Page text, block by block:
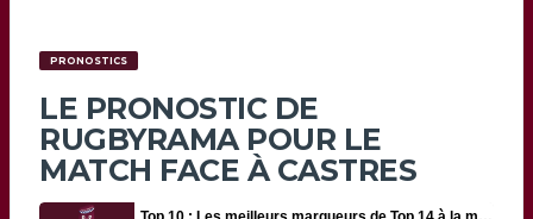
PRONOSTICS
LE PRONOSTIC DE
RUGBYRAMA POUR LE
MATCH FACE À CASTRES